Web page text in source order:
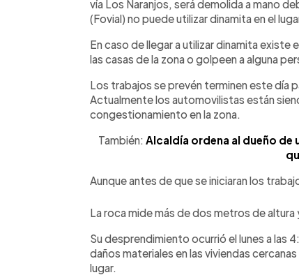
vía Los Naranjos, será demolida a mano
(Fovial) no puede utilizar dinamita en el
En caso de llegar a utilizar dinamita existe
las casas de la zona o golpeen a alguna
Los trabajos se prevén terminen este día
Actualmente los automovilistas están
congestionamiento en la zona.
También: Alcaldía ordena al dueño de
Aunque antes de que se iniciaran los
La roca mide más de dos metros de
Su desprendimiento ocurrió el lunes a las
daños materiales en las viviendas
lugar.